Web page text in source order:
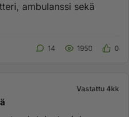
ambulanssi sekä
14 1950 0
Vastattu 4kk